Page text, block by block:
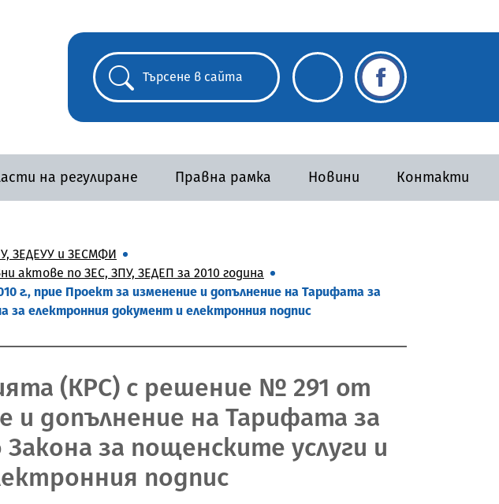
на регулиране Правна рамка Новини Контакти
ЗЕДЕУУ и ЗЕСМФИ
по ЗЕС, ЗПУ, ЗЕДЕП за 2010 година
г., прие Проект за изменение и допълнение на Тарифата за
за електронния документ и електронния подпис
(КРС) с решение № 291 от
и допълнение на Тарифата за
за пощенските услуги и
подпис